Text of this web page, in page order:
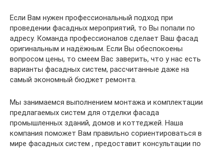
Если Вам нужен профессиональный подход при
проведении фасадных мероприятий, то Вы попали по
адресу. Команда профессионалов сделает Ваш фасад
оригинальным и надёжным. Если Вы обеспокоены
вопросом цены, то смеем Вас заверить, что у нас есть
варианты фасадных систем, рассчитанные даже на
самый экономный бюджет ремонта.
Мы занимаемся выполнением монтажа и комплектации
предлагаемых систем для отделки фасада
промышленных зданий, домов и коттеджей. Наша
компания поможет Вам правильно сориентироваться в
мире фасадных систем , предоставит консультации по